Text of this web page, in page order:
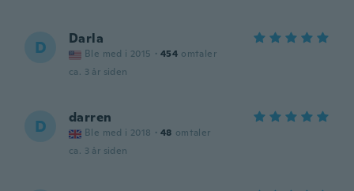
D Darla
Ble med i 2015 · 454 omtaler
ca. 3 år siden
D darren
Ble med i 2018 · 48 omtaler
ca. 3 år siden